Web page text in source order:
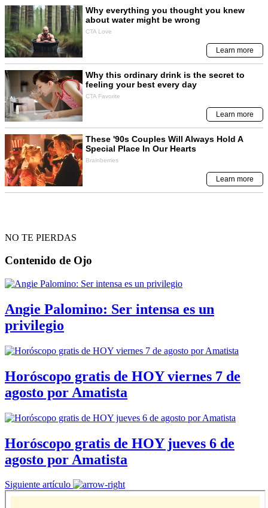
NO TE PIERDAS
Contenido de Ojo
Angie Palomino: Ser intensa es un
privilegio
Horóscopo gratis de HOY viernes 7 de
agosto por Amatista
Horóscopo gratis de HOY jueves 6 de
agosto por Amatista
Siguiente artículo